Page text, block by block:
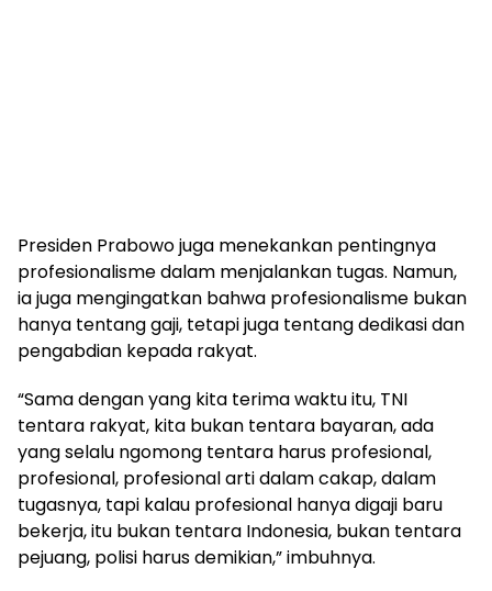
Presiden Prabowo juga menekankan pentingnya
profesionalisme dalam menjalankan tugas. Namun,
ia juga mengingatkan bahwa profesionalisme bukan
hanya tentang gaji, tetapi juga tentang dedikasi dan
pengabdian kepada rakyat.
“Sama dengan yang kita terima waktu itu, TNI
tentara rakyat, kita bukan tentara bayaran, ada
yang selalu ngomong tentara harus profesional,
profesional, profesional arti dalam cakap, dalam
tugasnya, tapi kalau profesional hanya digaji baru
bekerja, itu bukan tentara Indonesia, bukan tentara
pejuang, polisi harus demikian,” imbuhnya.